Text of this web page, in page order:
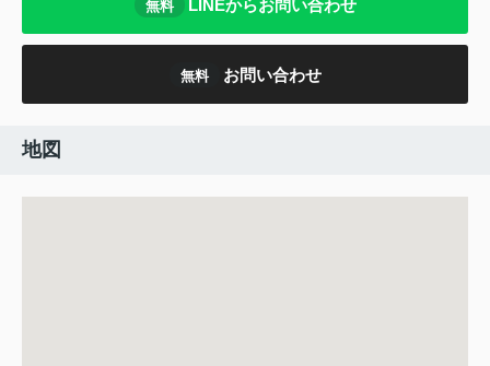
無料 LINEからお問い合わせ
無料 お問い合わせ
地図